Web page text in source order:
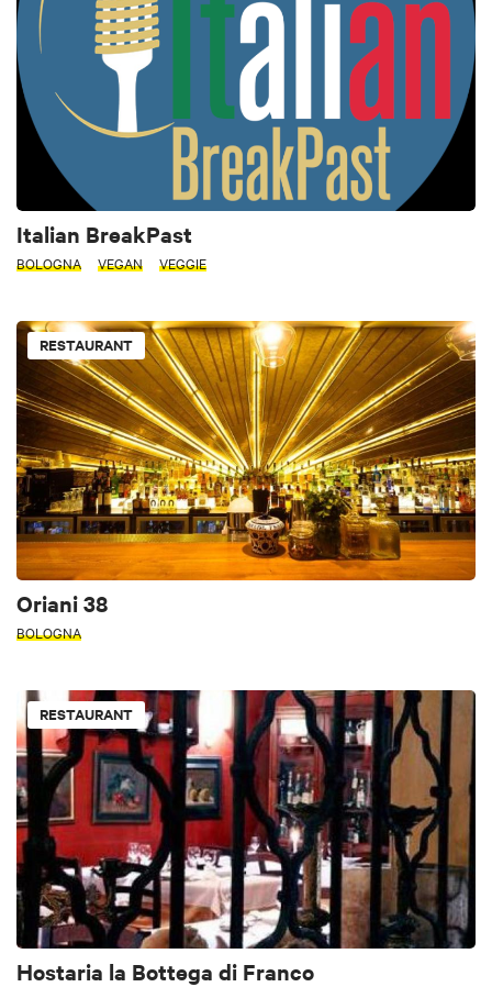
Italian BreakPast
BOLOGNA VEGAN VEGGIE
RESTAURANT
Oriani 38
BOLOGNA
RESTAURANT
Hostaria la Bottega di Franco